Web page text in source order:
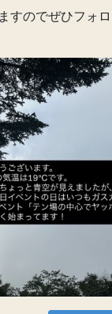
ますのでぜひフォ